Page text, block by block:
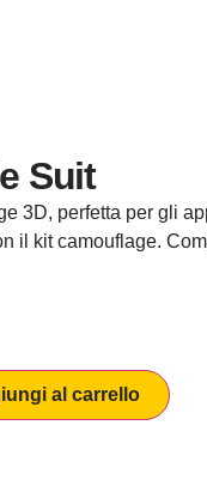
Suit
3D, perfetta per gli
il kit camouflage.
al carrello